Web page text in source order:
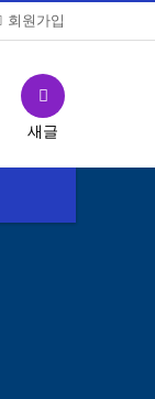
회원가입
새글